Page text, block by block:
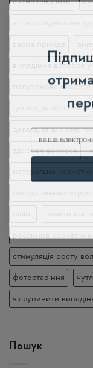
випадіння волосся у
гіалуронова кислота
догляд за обличчям
догляд за шкірою
здорове волосся
оксидативний
стимуляція росту
фотостаріння
як зупинити
Пошук
Email